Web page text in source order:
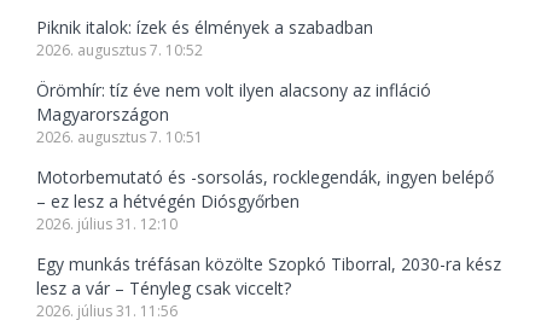
Piknik italok: ízek és élmények a szabadban
2026. augusztus 7. 10:52
Örömhír: tíz éve nem volt ilyen alacsony az infláció
Magyarországon
2026. augusztus 7. 10:51
Motorbemutató és -sorsolás, rocklegendák, ingyen belépő
– ez lesz a hétvégén Diósgyőrben
2026. július 31. 12:10
Egy munkás tréfásan közölte Szopkó Tiborral, 2030-ra kész
lesz a vár – Tényleg csak viccelt?
2026. július 31. 11:56